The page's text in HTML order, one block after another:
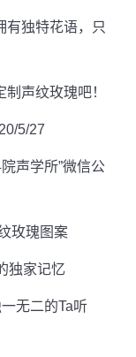
独特花语，只
声纹玫瑰吧！
5/27
声学所”微信公
玫瑰图案
独家记忆
无二的Ta听